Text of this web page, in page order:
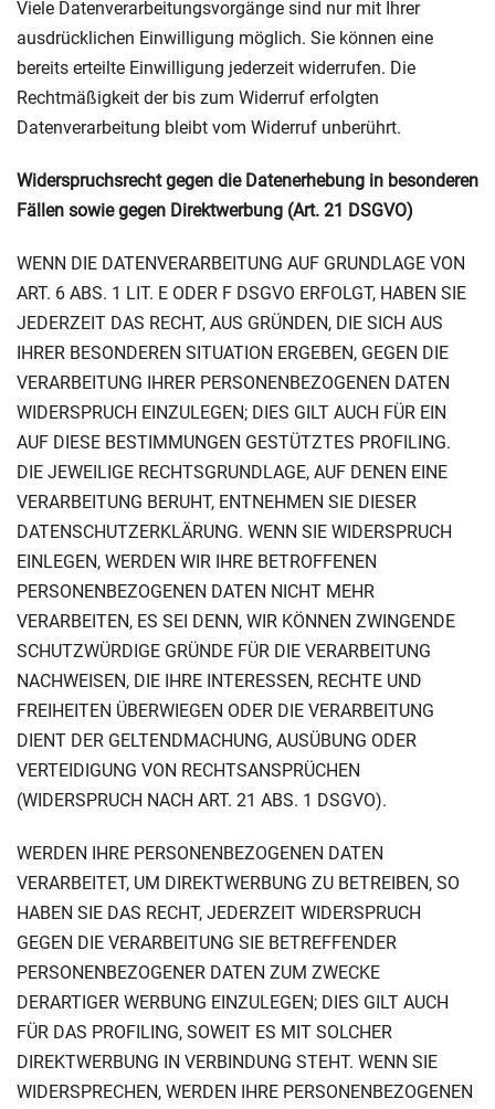
Viele Datenverarbeitungsvorgänge sind nur mit Ihrer
ausdrücklichen Einwilligung möglich. Sie können eine
bereits erteilte Einwilligung jederzeit widerrufen. Die
Rechtmäßigkeit der bis zum Widerruf erfolgten
Datenverarbeitung bleibt vom Widerruf unberührt.
Widerspruchsrecht gegen die Datenerhebung in besonderen
Fällen sowie gegen Direktwerbung (Art. 21 DSGVO)
WENN DIE DATENVERARBEITUNG AUF GRUNDLAGE VON
ART. 6 ABS. 1 LIT. E ODER F DSGVO ERFOLGT, HABEN SIE
JEDERZEIT DAS RECHT, AUS GRÜNDEN, DIE SICH AUS
IHRER BESONDEREN SITUATION ERGEBEN, GEGEN DIE
VERARBEITUNG IHRER PERSONENBEZOGENEN DATEN
WIDERSPRUCH EINZULEGEN; DIES GILT AUCH FÜR EIN
AUF DIESE BESTIMMUNGEN GESTÜTZTES PROFILING.
DIE JEWEILIGE RECHTSGRUNDLAGE, AUF DENEN EINE
VERARBEITUNG BERUHT, ENTNEHMEN SIE DIESER
DATENSCHUTZERKLÄRUNG. WENN SIE WIDERSPRUCH
EINLEGEN, WERDEN WIR IHRE BETROFFENEN
PERSONENBEZOGENEN DATEN NICHT MEHR
VERARBEITEN, ES SEI DENN, WIR KÖNNEN ZWINGENDE
SCHUTZWÜRDIGE GRÜNDE FÜR DIE VERARBEITUNG
NACHWEISEN, DIE IHRE INTERESSEN, RECHTE UND
FREIHEITEN ÜBERWIEGEN ODER DIE VERARBEITUNG
DIENT DER GELTENDMACHUNG, AUSÜBUNG ODER
VERTEIDIGUNG VON RECHTSANSPRÜCHEN
(WIDERSPRUCH NACH ART. 21 ABS. 1 DSGVO).
WERDEN IHRE PERSONENBEZOGENEN DATEN
VERARBEITET, UM DIREKTWERBUNG ZU BETREIBEN, SO
HABEN SIE DAS RECHT, JEDERZEIT WIDERSPRUCH
GEGEN DIE VERARBEITUNG SIE BETREFFENDER
PERSONENBEZOGENER DATEN ZUM ZWECKE
DERARTIGER WERBUNG EINZULEGEN; DIES GILT AUCH
FÜR DAS PROFILING, SOWEIT ES MIT SOLCHER
DIREKTWERBUNG IN VERBINDUNG STEHT. WENN SIE
WIDERSPRECHEN, WERDEN IHRE PERSONENBEZOGENEN